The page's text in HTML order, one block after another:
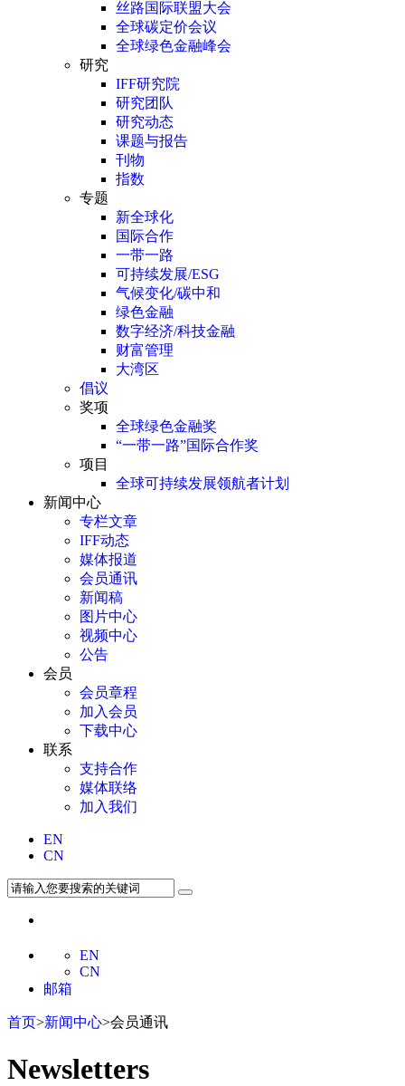
丝路国际联盟大会
全球碳定价会议
全球绿色金融峰会
研究
IFF研究院
研究团队
研究动态
课题与报告
刊物
指数
专题
新全球化
国际合作
一带一路
可持续发展/ESG
气候变化/碳中和
绿色金融
数字经济/科技金融
财富管理
大湾区
倡议
奖项
全球绿色金融奖
“一带一路”国际合作奖
项目
全球可持续发展领航者计划
新闻中心
专栏文章
IFF动态
媒体报道
会员通讯
新闻稿
图片中心
视频中心
公告
会员
会员章程
加入会员
下载中心
联系
支持合作
媒体联络
加入我们
EN
CN
EN
CN
邮箱
首页>新闻中心>会员通讯
Newsletters